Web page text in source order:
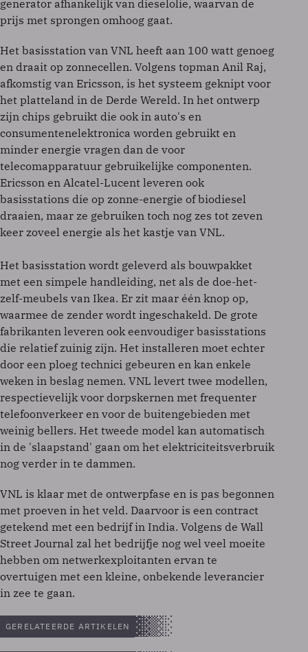
generator afhankelijk van dieselolie, waarvan de
prijs met sprongen omhoog gaat.
Het basisstation van VNL heeft aan 100 watt genoeg
en draait op zonnecellen. Volgens topman Anil Raj,
afkomstig van Ericsson, is het systeem geknipt voor
het platteland in de Derde Wereld. In het ontwerp
zijn chips gebruikt die ook in auto's en
consumentenelektronica worden gebruikt en
minder energie vragen dan de voor
telecomapparatuur gebruikelijke componenten.
Ericsson en Alcatel-Lucent leveren ook
basisstations die op zonne-energie of biodiesel
draaien, maar ze gebruiken toch nog zes tot zeven
keer zoveel energie als het kastje van VNL.
Het basisstation wordt geleverd als bouwpakket
met een simpele handleiding, net als de doe-het-
zelf-meubels van Ikea. Er zit maar één knop op,
waarmee de zender wordt ingeschakeld. De grote
fabrikanten leveren ook eenvoudiger basisstations
die relatief zuinig zijn. Het installeren moet echter
door een ploeg technici gebeuren en kan enkele
weken in beslag nemen. VNL levert twee modellen,
respectievelijk voor dorpskernen met frequenter
telefoonverkeer en voor de buitengebieden met
weinig bellers. Het tweede model kan automatisch
in de 'slaapstand' gaan om het elektriciteitsverbruik
nog verder in te dammen.
VNL is klaar met de ontwerpfase en is pas begonnen
met proeven in het veld. Daarvoor is een contract
getekend met een bedrijf in India. Volgens de Wall
Street Journal zal het bedrijfje nog wel veel moeite
hebben om netwerkexploitanten ervan te
overtuigen met een kleine, onbekende leverancier
in zee te gaan.
GERELATEERDE ARTIKELEN